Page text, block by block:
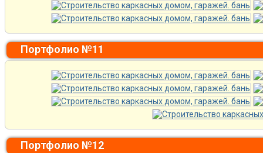
Портфолио №11
Портфолио №12